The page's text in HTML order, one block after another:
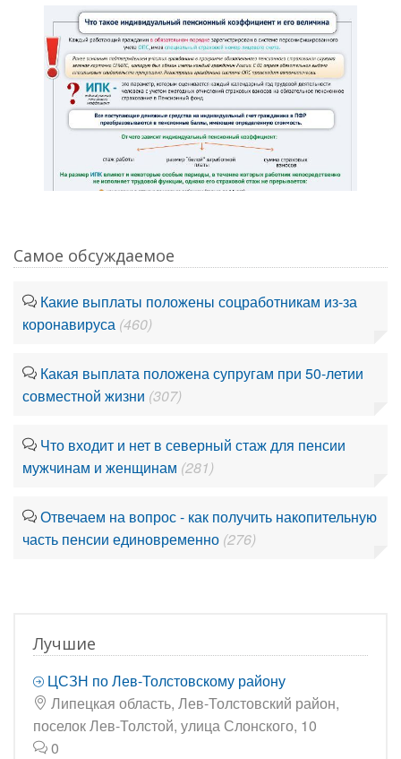
Самое обсуждаемое
Какие выплаты положены соцработникам из-за
коронавируса (460)
Какая выплата положена супругам при 50-летии
совместной жизни (307)
Что входит и нет в северный стаж для пенсии
мужчинам и женщинам (281)
Отвечаем на вопрос - как получить накопительную
часть пенсии единовременно (276)
Лучшие
ЦСЗН по Лев-Толстовскому району
Липецкая область, Лев-Толстовский район,
поселок Лев-Толстой, улица Слонского, 10
0